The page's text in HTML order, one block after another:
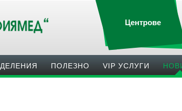
Центрове
ПОЛЕЗНO VIP УСЛУГИ